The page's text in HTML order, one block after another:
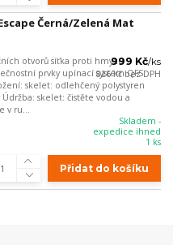
Černá/Zelená Mat
otvorů síťka proti hmyzu
prvky upínací systém QFS
skelet: odlehčený polystyren
Údržba: skelet: čistěte vodou a
v ru...
999 Kč/ks
826 Kčbez DPH
Skladem -
expedice ihned
1 ks
Přidat do košíku